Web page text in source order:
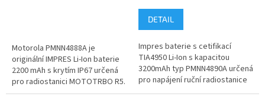
Motorola PMNN4888A je
originální IMPRES Li-Ion baterie
2200 mAh s krytím IP67 určená
pro radiostanici MOTOTRBO R5.
Nabízí spolehlivé napájení pro...
DETAIL
Impres baterie s cetifikací
TIA4950 Li-Ion s kapacitou
3200mAh typ PMNN4890A určená
pro napájení ruční radiostanice
Motorola Mototrobo řady R5....